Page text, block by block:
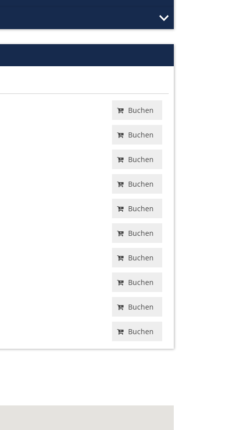
Buchen
Buchen
Buchen
Buchen
Buchen
Buchen
Buchen
Buchen
Buchen
Buchen